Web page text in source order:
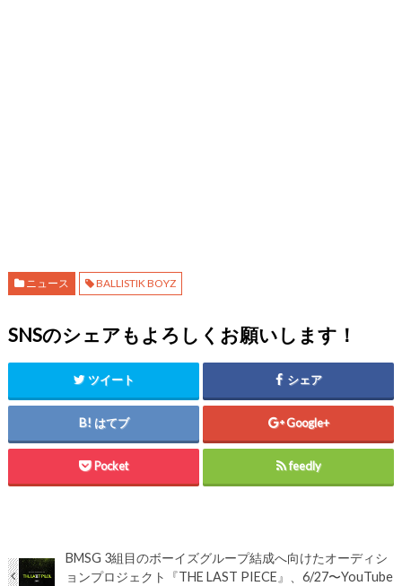
ニュース BALLISTIK BOYZ
SNSのシェアもよろしくお願いします！
ツイート シェア
はてブ Google+
Pocket feedly
BMSG 3組目のボーイズグループ結成へ向けたオーディシ
ョンプロジェクト『THE LAST PIECE』、6/27〜YouTube